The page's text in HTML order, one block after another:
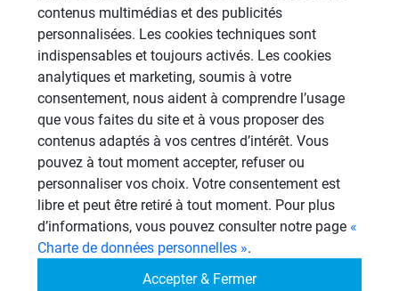
Francis Dumas, Wedi France
MA
Mariemaya
17/11/2014 à 10h11
Merci beaucoup pour vos réponses claires !
Bonne journée
contenus multimédias et des publicités
personnalisées. Les cookies techniques sont
indispensables et toujours activés. Les cookies
analytiques et marketing, soumis à votre
consentement, nous aident à comprendre l’usage
que vous faites du site et à vous proposer des
contenus adaptés à vos centres d’intérêt. Vous
pouvez à tout moment accepter, refuser ou
personnaliser vos choix. Votre consentement est
libre et peut être retiré à tout moment. Pour plus
d’informations, vous pouvez consulter notre page «
Charte de données personnelles ».
Accepter & Fermer